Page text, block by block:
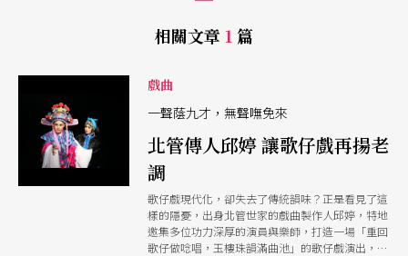
相關文章 1 篇
戲曲
一聲蔭九才，無聲嘸免來
北管傳人邱婷 讓歌仔戲再揚老
調
歌仔戲現代化，卻失去了傳統韻味？正是看見了這
樣的隱憂，出身北管世家的戲曲製作人邱婷，特地
邀集多位功力深厚的演員與樂師，打造一場「重回
歌仔做唸唱，玉樓珠韻滿曲池」的歌仔戲演出，好